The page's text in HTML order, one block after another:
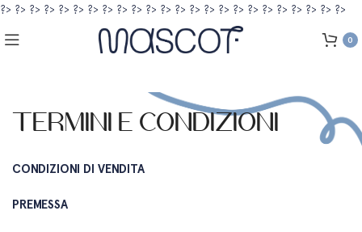
?> ?> ?> ?> ?> ?> ?> ?> ?> ?> ?> ?> ?> ?> ?> ?> ?> ?> ?> ?> ?> ?> ?> ?>
0
Termini e Condizioni
CONDIZIONI DI VENDITA
PREMESSA